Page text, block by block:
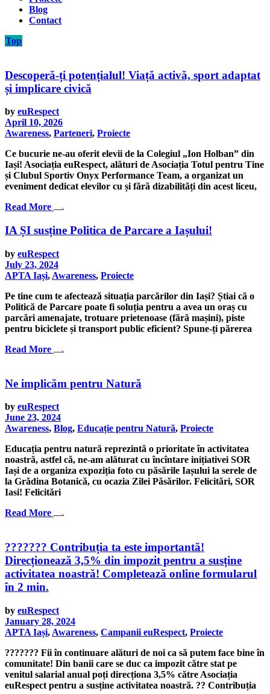
Blog
Contact
Top
Descoperă-ți potențialul! Viață activă, sport adaptat
și implicare civică
by euRespect
April 10, 2026
Awareness, Parteneri, Proiecte
Ce bucurie ne-au oferit elevii de la Colegiul „Ion Holban” din
Iași! Asociația euRespect, alături de Asociația Totul pentru Tine
și Clubul Sportiv Onyx Performance Team, a organizat un
eveniment dedicat elevilor cu și fără dizabilități din acest liceu,
Read More
IA ȘI susține Politica de Parcare a Iașului!
by euRespect
July 23, 2024
APTA Iași, Awareness, Proiecte
Pe tine cum te afectează situația parcărilor din Iași? Știai că o
Politică de Parcare poate fi soluția pentru a avea un oraș cu
parcări amenajate, trotuare prietenoase (fără mașini), piste
pentru biciclete și transport public eficient? Spune-ți părerea
Read More
Ne implicăm pentru Natură
by euRespect
June 23, 2024
Awareness, Blog, Educație pentru Natură, Proiecte
Educația pentru natură reprezintă o prioritate în activitatea
noastră, astfel că, ne-am alăturat cu încîntare inițiativei SOR
Iași de a organiza expoziția foto cu păsările Iașului la serele de
la Grădina Botanică, cu ocazia Zilei Păsărilor. Felicitări, SOR
Iasi! Felicitări
Read More
??‍???‍?? Contribuția ta este importantă!
Direcționează 3,5% din impozit pentru a susține
activitatea noastră! Completează online formularul
în 2 min.
by euRespect
January 28, 2024
APTA Iași, Awareness, Campanii euRespect, Proiecte
??‍???‍?? Fii în continuare alături de noi ca să putem face bine în
comunitate! Din banii care se duc ca impozit către stat pe
venitul salarial anual poți direcționa 3,5% către Asociația
euRespect pentru a susține activitatea noastră. ?? Contribuția